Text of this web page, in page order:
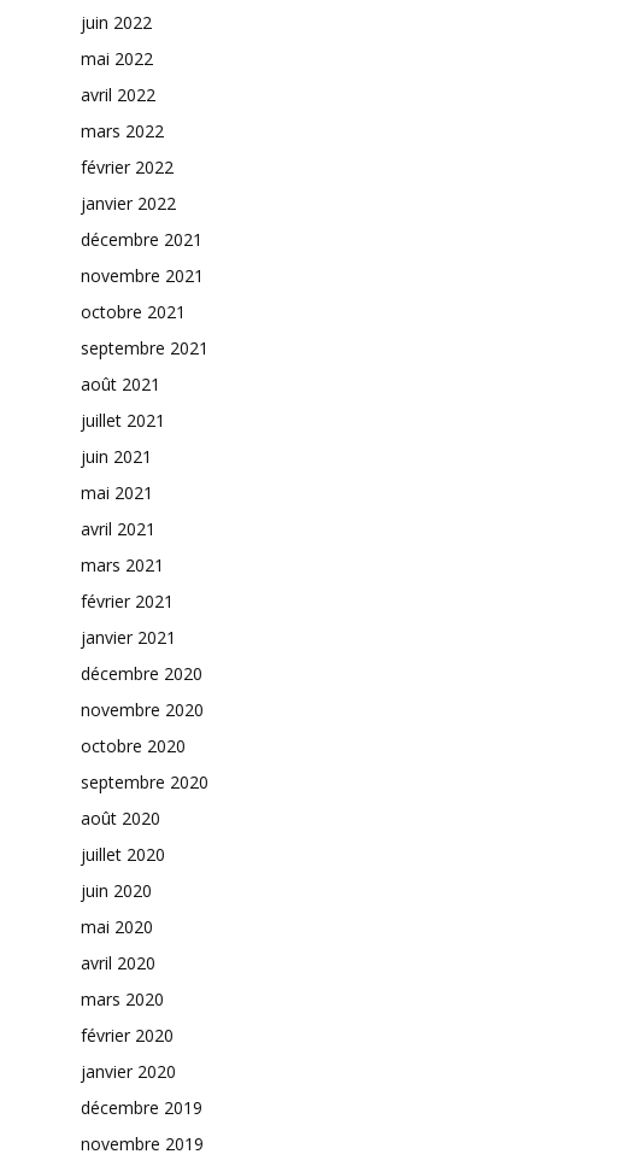
juin 2022
mai 2022
avril 2022
mars 2022
février 2022
janvier 2022
décembre 2021
novembre 2021
octobre 2021
septembre 2021
août 2021
juillet 2021
juin 2021
mai 2021
avril 2021
mars 2021
février 2021
janvier 2021
décembre 2020
novembre 2020
octobre 2020
septembre 2020
août 2020
juillet 2020
juin 2020
mai 2020
avril 2020
mars 2020
février 2020
janvier 2020
décembre 2019
novembre 2019